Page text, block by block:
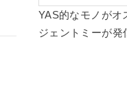
YAS的なモノがオ
ジェントミーが発